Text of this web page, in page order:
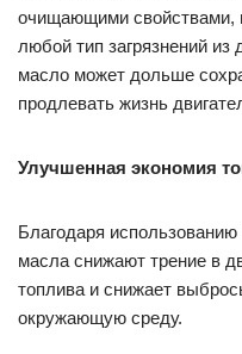
очищающими свойствами,
любой тип загрязнений из
масло может дольше
продлевать жизнь
Улучшенная экономия
Благодаря
масла снижают трение в
топлива и снижает
окружающую среду.